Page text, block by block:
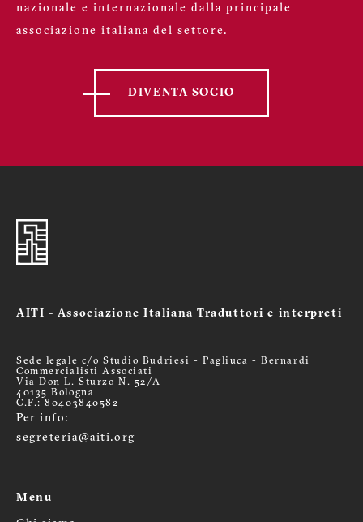
nazionale e internazionale dalla principale
associazione italiana del settore.
DIVENTA SOCIO
AITI - Associazione Italiana Traduttori e interpreti
Sede legale c/o Studio Budriesi - Pagliuca - Bernardi
Commercialisti Associati
Via Don L. Sturzo N. 52/A
40135 Bologna
C.F.: 80403840582
Per info:
segreteria@aiti.org
Menu